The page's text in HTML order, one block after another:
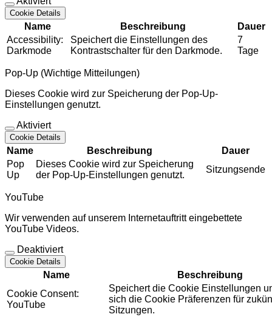
Cookie Details
Name Beschreibung
Dauer
Accessibility:
Darkmode
Speichert die Einstellungen des
Kontrastschalter für den Darkmode.
7
Tage
Pop-Up (Wichtige Mitteilungen)
Dieses Cookie wird zur Speicherung der Pop-Up-
Einstellungen genutzt.
Aktiviert
Cookie Details
Name Beschreibung
Dauer
Pop
Up
Dieses Cookie wird zur Speicherung
der Pop-Up-Einstellungen genutzt.
Sitzungsende
YouTube
Wir verwenden auf unserem Internetauftritt eingebettete
YouTube Videos.
Deaktiviert
Cookie Details
Name
Beschreibung
Cookie Consent:
YouTube
Speichert die Cookie Einstellungen
sich die Cookie Präferenzen für
Sitzungen.